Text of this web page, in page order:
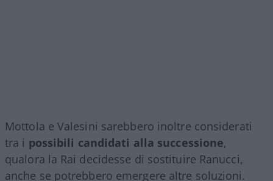
Mottola e Valesini sarebbero inoltre considerati
tra i possibili candidati alla successione,
qualora la Rai decidesse di sostituire Ranucci,
anche se potrebbero emergere altre soluzioni.